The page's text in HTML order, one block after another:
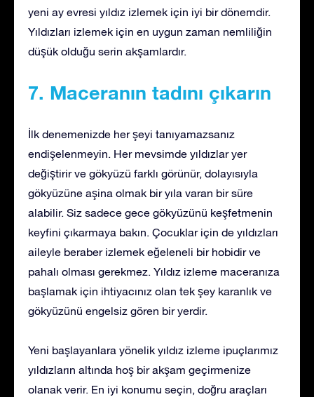
yeni ay evresi yıldız izlemek için iyi bir dönemdir.
Yıldızları izlemek için en uygun zaman nemliliğin
düşük olduğu serin akşamlardır.
7. Maceranın tadını çıkarın
İlk denemenizde her şeyi tanıyamazsanız
endişelenmeyin. Her mevsimde yıldızlar yer
değiştirir ve gökyüzü farklı görünür, dolayısıyla
gökyüzüne aşina olmak bir yıla varan bir süre
alabilir. Siz sadece gece gökyüzünü keşfetmenin
keyfini çıkarmaya bakın. Çocuklar için de yıldızları
aileyle beraber izlemek eğeleneli bir hobidir ve
pahalı olması gerekmez. Yıldız izleme maceranıza
başlamak için ihtiyacınız olan tek şey karanlık ve
gökyüzünü engelsiz gören bir yerdir.
Yeni başlayanlara yönelik yıldız izleme ipuçlarımız
yıldızların altında hoş bir akşam geçirmenize
olanak verir. En iyi konumu seçin, doğru araçları